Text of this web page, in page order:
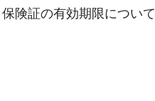
保険証の有効期限について